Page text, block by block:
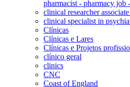
pharmacist - pharmacy job
clinical researcher
clinical specialist in
Clínicas
Clínicas e Lares
Clínicas e Projetos
clínico geral
clinics
CNC
Coast of England